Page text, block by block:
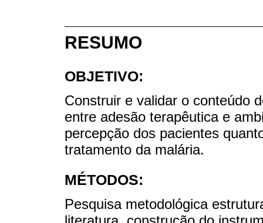
RESUMO
OBJETIVO:
Construir e validar o conteúdo
entre adesão terapêutica e
percepção dos pacientes
tratamento da malária.
MÉTODOS:
Pesquisa metodológica